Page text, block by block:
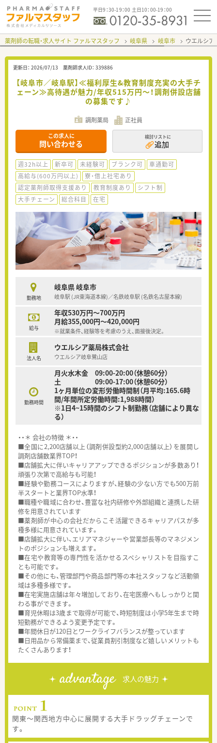
平日9：30-19：00 土日10：00-19：00
薬剤師の転職・求人サイト ファルマスタッフ 岐阜県 岐阜市 ウエルシア
更新日： 2026/07/13 薬剤師求人ID： 339886
【岐阜市／岐阜駅】≪福利厚生&教育制度充実の大手チ
ェーン≫高待遇が魅力/年収515万円～！調剤併設店舗
の募集です♪
調剤薬局 正社員
この求人に
問い合わせる
検討リストに
追加
週32h以上 新卒可 未経験可 ブランク可
車通勤可
高給与(600万円以上)
寮・借上社宅あり
認定薬剤師取得支援あり
教育制度あり
シフト制
大手チェーン
総合科目 在宅
勤務地
岐阜県 岐阜市
岐阜駅 (JR東海道本線)／名鉄岐阜駅 (名鉄名古屋本線)
給与
年収530万円～700万円
月給355,000円～420,000円
※就業条件、経験等を考慮のうえ、面接後決定。
法人名
ウエルシア薬局株式会社
ウエルシア岐阜鷺山店
勤務時間
月火水木金 09:00-20:00（休憩60分）
土 09:00-17:00（休憩60分）
1ヶ月単位の変形労働時間制（月平均:165.6時
間/年間所定労働時間:1,988時間）
※1日4~15時間のシフト制勤務（店舗により異な
る）
・・＊ 会社の特徴 ＊・・
■全国に2,200店舗以上（調剤併設型約2,000店舗以上）を展開し
調剤店舗数業界TOP！
■店舗拡大に伴いキャリアアップできるポジションが多数あり！
頑張り次第で高給与も可能！
■経験や勤務コースによりますが、経験の少ない方でも500万前
半スタートと業界TOP水準！
■職種や職域に合わせ、豊富な社内研修や外部組織と連携した研
修を用意されています
■薬剤師が中心の会社だからこそ活躍できるキャリアパスが多
種多様に用意されています。
■店舗拡大に伴い、エリアマネジャーや営業部長等のマネジメン
トのポジションも増えます。
■在宅や教育等の専門性を活かせるスペシャリストを目指すこ
とも可能です。
■その他にも、管理部門や商品部門等の本社スタッフなど活動領
域は多種多様です。
■在宅実施店舗は年々増加しており、在宅医療へもしっかりと関
わる事ができます。
■育児休暇は3歳まで取得が可能で、時短制度は小学5年生まで時
短勤務ができるよう変更予定です。
■年間休日が120日とワークライフバランスが整っています
■日用品から常備薬まで、従業員割引制度など嬉しいメリットも
たくさんあります！
advantage 求人の魅力
関東～関西地方中心に展開する大手ドラッグチェーンで
す。